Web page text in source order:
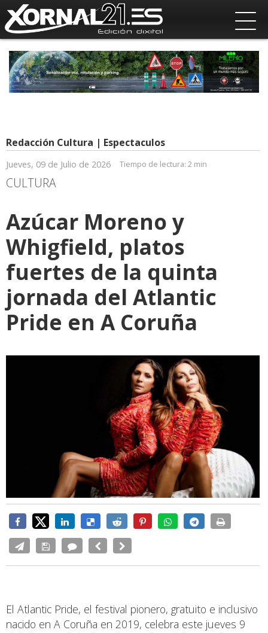
Redacción Cultura | Espectaculos
Jueves, 09 de Julio de 2026 Tiempo de lectura: 2 min
CULTURA
Azúcar Moreno y
Whigfield, platos
fuertes de la quinta
jornada del Atlantic
Pride en A Coruña
El Atlantic Pride, el festival pionero, gratuito e inclusivo
nacido en A Coruña en 2019, celebra este jueves 9